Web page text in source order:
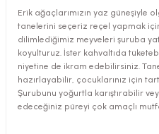
Erik ağaçlarımızın yaz güneşiyle
tanelerini seçeriz reçel yapmak
dilimlediğimiz meyveleri şuruba
koyulturuz. İster kahvaltıda
niyetine de ikram edebilirsiniz.
hazırlayabilir, çocuklarınız için
Şurubunu yoğurtla karıştırabilir
edeceğiniz püreyi çok amaçlı